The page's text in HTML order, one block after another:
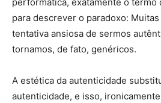
para descrever o paradoxo:
tentativa ansiosa de sermos
tornamos, de fato, genéricos.
A estética da autenticidade
autenticidade, e isso,